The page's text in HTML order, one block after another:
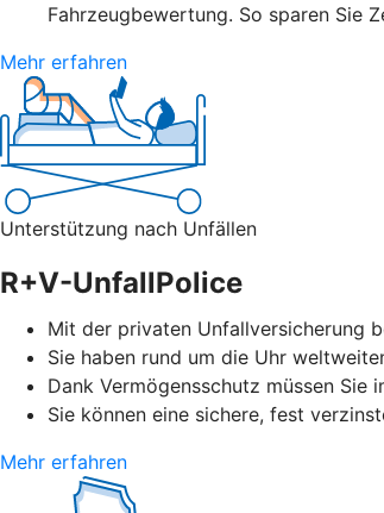
Fahrzeugbewertung. So sparen Sie
Mehr erfahren
Unterstützung nach Unfällen
R+V-UnfallPolice
Mit der privaten Unfallversicherung
Sie haben rund um die Uhr
Dank Vermögensschutz müssen Sie
Sie können eine sichere, fest
Mehr erfahren